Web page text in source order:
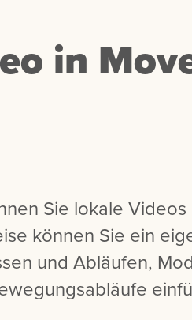
in
Sie lokale
können Sie ein
und Abläufen,